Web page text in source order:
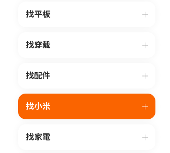
找平板
找穿戴
找配件
找小米
找家電